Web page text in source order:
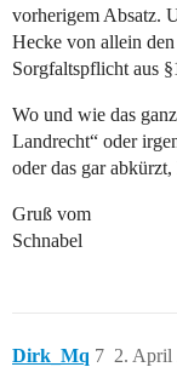
vorherigem Absatz.
Hecke von allein
Sorgfaltspflicht aus
Wo und wie das
Landrecht“ oder
oder das gar
Gruß vom
Schnabel
Dirk_Mq 2. April
7